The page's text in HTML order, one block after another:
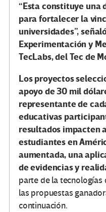
“Esta constituye una
para fortalecer la
universidades”,
Experimentación y
TecLabs, del Tec de
Los proyectos
apoyo de 30 mil
representante de
educativas
resultados impacten
estudiantes en
aumentada, una
de evidencias y
parte de la tecnologías
las propuestas
continuación.